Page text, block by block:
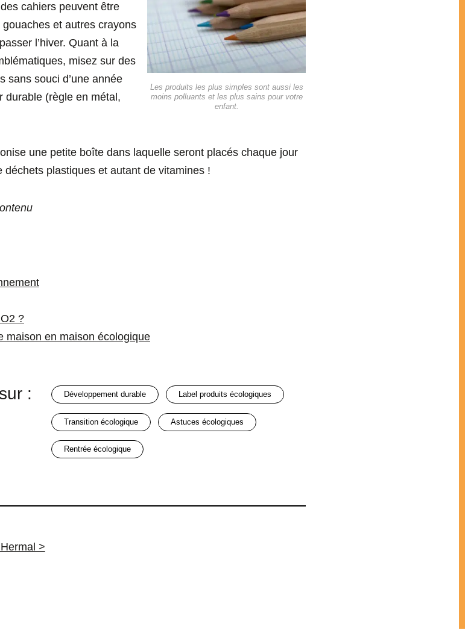
Les produits les plus simples sont aussi les
moins polluants et les plus sains pour votre
enfant.
cahiers peuvent être
et autres crayons
l’hiver. Quant à la
misez sur des
sans souci d’une année
durable (règle en métal,
une petite boîte dans laquelle seront placés chaque jour
plastiques et autant de vitamines !
?
maison en maison écologique
: développement durable label produits écologiques
transition écologique astuces écologiques
rentrée écologique
>